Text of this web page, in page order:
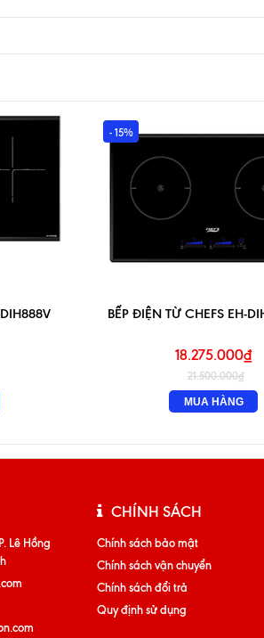
- 15%
BẾP ĐIỆN TỪ CHEFS EH-
18.275.000₫
21.500.000₫
MUA HÀNG
Lê Hồng
CHÍNH SÁCH
Chính sách bảo mật
Chính sách vận chuyển
Chính sách đổi trả
Quy định sử dụng